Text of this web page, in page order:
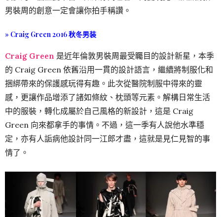
男裝周的創意一定會讓你拍手稱讚。
» Craig Green 2016 秋冬男装
Craig Green 是近年倫敦男裝周最受矚目的設計新星，本季
的 Craig Green 依舊沿用一貫的設計語言，繼續將制服化和
捆綁帶來的保護感玩得有趣。此次從醫院制服中得來的靈
感，更讓作品增添了諸如條紋、枕頭等元素。解構日常生活
中的服裝，轉化成屬於自己風格的新設計，這是 Craig
Green 向來都拿手的事情。不過，這一季有人說他水準穩
定，亦有人詬病他設計同一江郎才盡，這就是見仁見智的事
情了。